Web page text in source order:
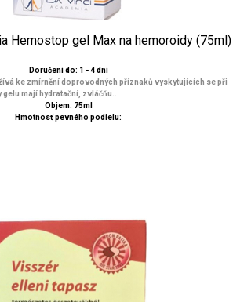
Hemostop gel Max na hemoroidy (75ml)
Doručení do: 1 - 4 dní
ke zmírnění doprovodných příznaků vyskytujících se při
mají hydratační, zvláčňu...
Objem: 75ml
Hmotnosť pevného podielu: